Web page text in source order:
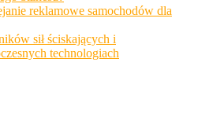
reklamowe samochodów dla
sił ściskających i
technologiach